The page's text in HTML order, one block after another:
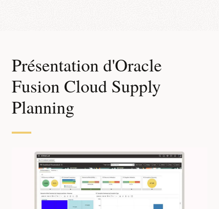
Présentation d'Oracle
Fusion Cloud Supply
Planning